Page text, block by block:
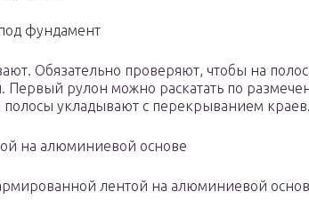
фундамент
Обязательно проверяют, чтобы на
Первый рулон можно раскатать по
укладывают с перекрыванием краев.
на алюминиевой основе
лентой на алюминиевой